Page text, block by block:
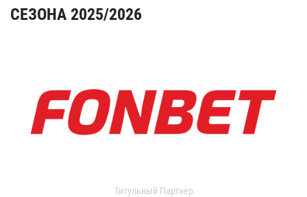
СЕЗОНА 2025/2026
Титульный Партнер